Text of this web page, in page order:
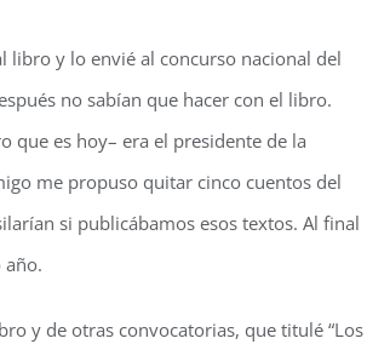
y lo envié al concurso nacional del
no sabían que hacer con el libro.
que es hoy– era el presidente de la
me propuso quitar cinco cuentos del
si publicábamos esos textos. Al final
año.
y de otras convocatorias, que titulé “Los